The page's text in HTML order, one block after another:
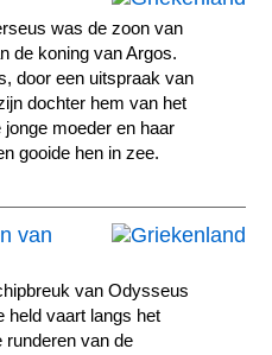
was de zoon van
de koning van Argos.
door een uitspraak van
dochter hem van het
jonge moeder en haar
gooide hen in zee.
van
van Odysseus
held vaart langs het
runderen van de